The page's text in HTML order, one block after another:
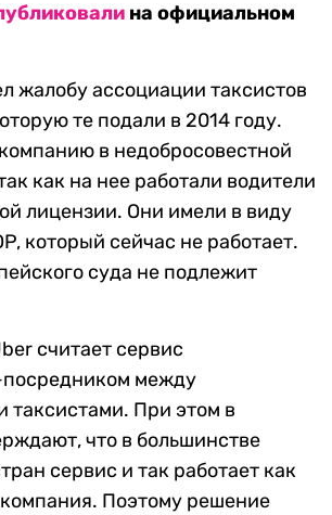
на официальном
жалобу ассоциации таксистов
те подали в 2014 году.
в недобросовестной
как на нее работали водители
лицензии. Они имели в виду
который сейчас не работает.
суда не подлежит
считает сервис
между
таксистами. При этом в
что в большинстве
сервис и так работает как
Поэтому решение